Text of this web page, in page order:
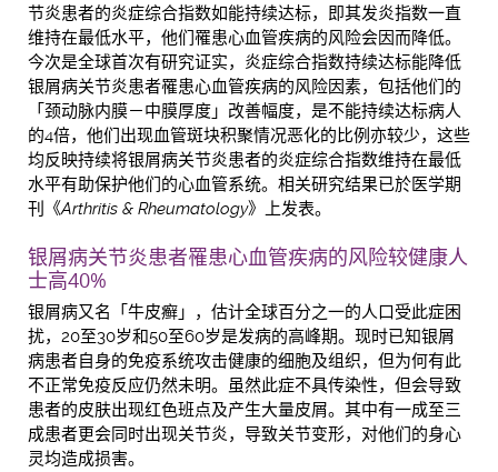
节炎患者的炎症综合指数如能持续达标，即其发炎指数一直
维持在最低水平，他们罹患心血管疾病的风险会因而降低。
今次是全球首次有研究证实，炎症综合指数持续达标能降低
银屑病关节炎患者罹患心血管疾病的风险因素，包括他们的
「颈动脉内膜－中膜厚度」改善幅度，是不能持续达标病人
的4倍，他们出现血管斑块积聚情况恶化的比例亦较少，这些
均反映持续将银屑病关节炎患者的炎症综合指数维持在最低
水平有助保护他们的心血管系统。相关研究结果已於医学期
刊《Arthritis & Rheumatology》上发表。
银屑病关节炎患者罹患心血管疾病的风险较健康人
士高40%
银屑病又名「牛皮癣」，估计全球百分之一的人口受此症困
扰，20至30岁和50至60岁是发病的高峰期。现时已知银屑
病患者自身的免疫系统攻击健康的细胞及组织，但为何有此
不正常免疫反应仍然未明。虽然此症不具传染性，但会导致
患者的皮肤出现红色班点及产生大量皮屑。其中有一成至三
成患者更会同时出现关节炎，导致关节变形，对他们的身心
灵均造成损害。